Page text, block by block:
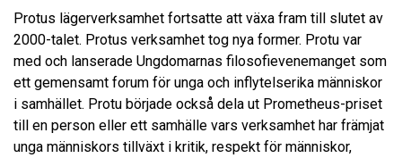
Protus lägerverksamhet fortsatte att växa fram till slutet av
2000-talet. Protus verksamhet tog nya former. Protu var
med och lanserade Ungdomarnas filosofievenemanget som
ett gemensamt forum för unga och inflytelserika människor
i samhället. Protu började också dela ut Prometheus-priset
till en person eller ett samhälle vars verksamhet har främjat
unga människors tillväxt i kritik, respekt för människor,